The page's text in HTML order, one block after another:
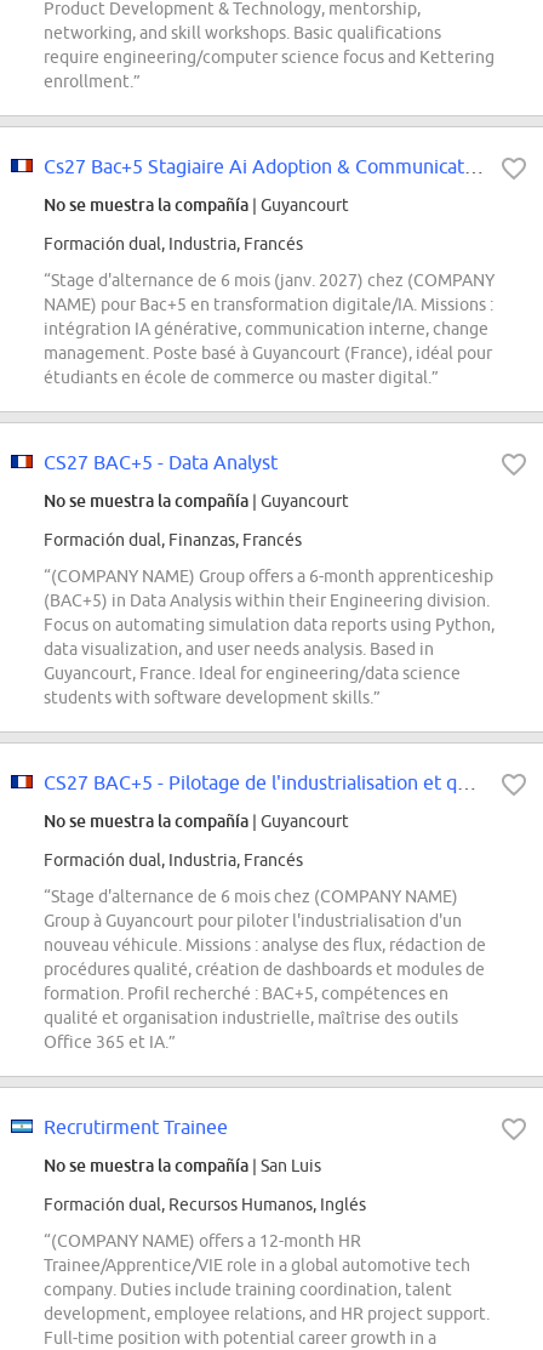
Product Development & Technology, mentorship,
networking, and skill workshops. Basic qualifications
require engineering/computer science focus and Kettering
enrollment.”
No se muestra la compañía | Guyancourt
Formación dual, Industria, Francés
“Stage d'alternance de 6 mois (janv. 2027) chez (COMPANY
NAME) pour Bac+5 en transformation digitale/IA. Missions :
intégration IA générative, communication interne, change
management. Poste basé à Guyancourt (France), idéal pour
étudiants en école de commerce ou master digital.”
CS27 BAC+5 - Data Analyst
No se muestra la compañía | Guyancourt
Formación dual, Finanzas, Francés
“(COMPANY NAME) Group offers a 6-month apprenticeship
(BAC+5) in Data Analysis within their Engineering division.
Focus on automating simulation data reports using Python,
data visualization, and user needs analysis. Based in
Guyancourt, France. Ideal for engineering/data science
students with software development skills.”
No se muestra la compañía | Guyancourt
Formación dual, Industria, Francés
“Stage d'alternance de 6 mois chez (COMPANY NAME)
Group à Guyancourt pour piloter l'industrialisation d'un
nouveau véhicule. Missions : analyse des flux, rédaction de
procédures qualité, création de dashboards et modules de
formation. Profil recherché : BAC+5, compétences en
qualité et organisation industrielle, maîtrise des outils
Office 365 et IA.”
Recrutirment Trainee
No se muestra la compañía | San Luis
Formación dual, Recursos Humanos, Inglés
“(COMPANY NAME) offers a 12-month HR
Trainee/Apprentice/VIE role in a global automotive tech
company. Duties include training coordination, talent
development, employee relations, and HR project support.
Full-time position with potential career growth in a